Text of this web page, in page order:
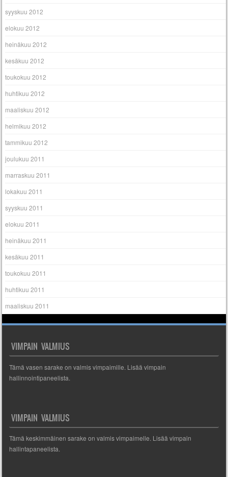
syyskuu 2012
elokuu 2012
heinäkuu 2012
kesäkuu 2012
toukokuu 2012
huhtikuu 2012
maaliskuu 2012
helmikuu 2012
tammikuu 2012
joulukuu 2011
marraskuu 2011
lokakuu 2011
syyskuu 2011
elokuu 2011
heinäkuu 2011
kesäkuu 2011
toukokuu 2011
huhtikuu 2011
maaliskuu 2011
VIMPAIN VALMIUS
Tämä vasen sarake on valmis vimpaimille. Lisää vimpain
hallinnointipaneelista.
VIMPAIN VALMIUS
Tämä keskimmäinen sarake on valmis vimpaimelle. Lisää vimpain
hallintapaneelista.